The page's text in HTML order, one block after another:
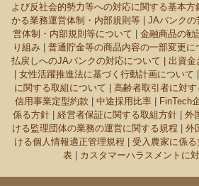
よび反社会的勢力等への対応に関する基本方
かる業務運営体制・内部規則等| JAバンクの
営体制・内部規則等について
金融商品の勧
り組み
普通貯金等の商品内容の一部変更に
払戻しへのJAバンクの対応について | 出資金
女性活躍推進法に基づく行動計画について
に関する取組について
高齢者取引者に対
信用事業定型約款
中途採用比率
FinTech
係る方針
経営者保証に関する取組方針
外
ける監理団体の業務の運営に関する規程
外
ける個人情報適正管理規程
受入農家に係
表| カスタマーハラスメントに